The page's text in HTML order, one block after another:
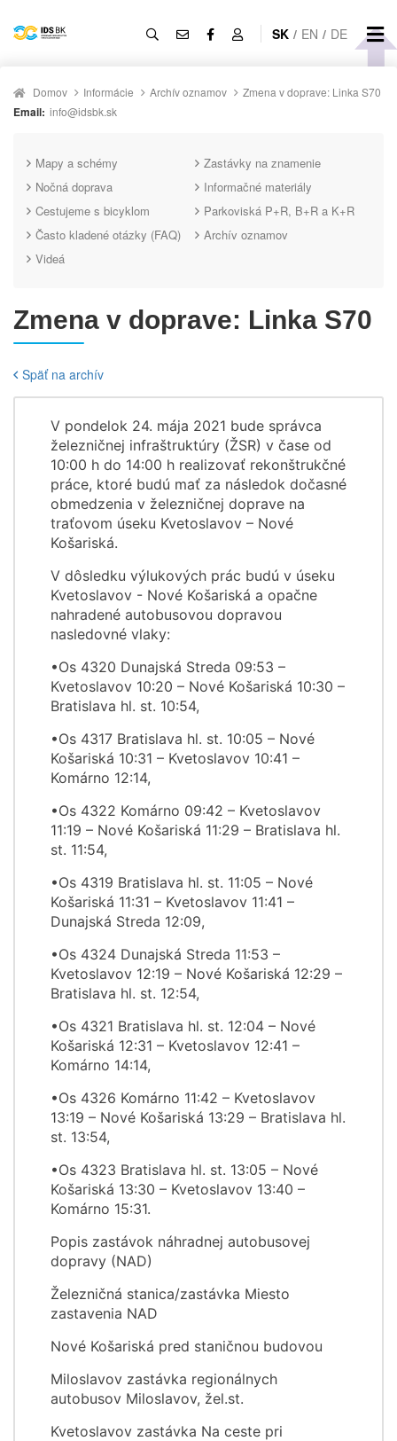
SK / EN / DE
Domov Informácie Archív oznamov Zmena v doprave: Linka S70
Email: info@idsbk.sk
Mapy a schémy
Zastávky na znamenie
Nočná doprava
Informačné materiály
Cestujeme s bicyklom
Parkoviská P+R, B+R a K+R
Často kladené otázky (FAQ)
Archív oznamov
Videá
Zmena v doprave: Linka S70
Späť na archív
V pondelok 24. mája 2021 bude správca
železničnej infraštruktúry (ŽSR) v čase od
10:00 h do 14:00 h realizovať rekonštrukčné
práce, ktoré budú mať za následok dočasné
obmedzenia v železničnej doprave na
traťovom úseku Kvetoslavov – Nové
Košariská.
V dôsledku výlukových prác budú v úseku
Kvetoslavov - Nové Košariská a opačne
nahradené autobusovou dopravou
nasledovné vlaky:
•Os 4320 Dunajská Streda 09:53 –
Kvetoslavov 10:20 – Nové Košariská 10:30 –
Bratislava hl. st. 10:54,
•Os 4317 Bratislava hl. st. 10:05 – Nové
Košariská 10:31 – Kvetoslavov 10:41 –
Komárno 12:14,
•Os 4322 Komárno 09:42 – Kvetoslavov
11:19 – Nové Košariská 11:29 – Bratislava hl.
st. 11:54,
•Os 4319 Bratislava hl. st. 11:05 – Nové
Košariská 11:31 – Kvetoslavov 11:41 –
Dunajská Streda 12:09,
•Os 4324 Dunajská Streda 11:53 –
Kvetoslavov 12:19 – Nové Košariská 12:29 –
Bratislava hl. st. 12:54,
•Os 4321 Bratislava hl. st. 12:04 – Nové
Košariská 12:31 – Kvetoslavov 12:41 –
Komárno 14:14,
•Os 4326 Komárno 11:42 – Kvetoslavov
13:19 – Nové Košariská 13:29 – Bratislava hl.
st. 13:54,
•Os 4323 Bratislava hl. st. 13:05 – Nové
Košariská 13:30 – Kvetoslavov 13:40 –
Komárno 15:31.
Popis zastávok náhradnej autobusovej
dopravy (NAD)
Železničná stanica/zastávka Miesto
zastavenia NAD
Nové Košariská pred staničnou budovou
Miloslavov zastávka regionálnych
autobusov Miloslavov, žel.st.
Kvetoslavov zastávka Na ceste pri